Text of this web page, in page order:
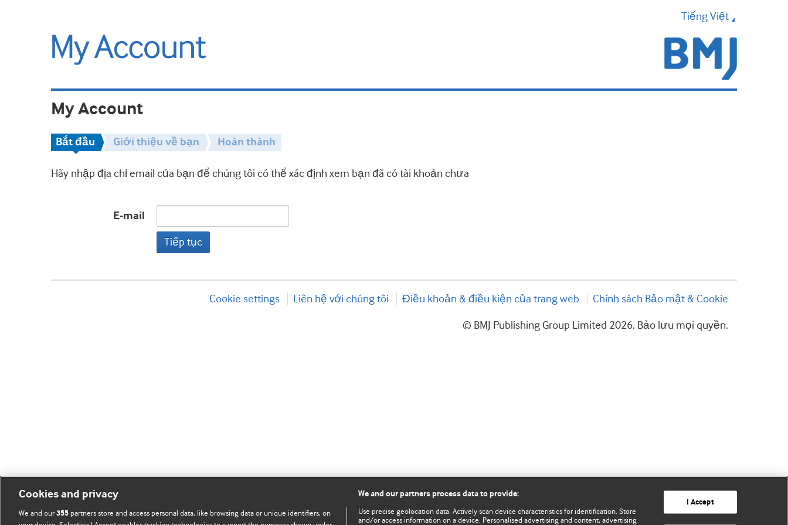
Tiếng Việt
My Account
Bắt đầu Giới thiệu về bạn Hoàn thành
Hãy nhập địa chỉ email của bạn để chúng tôi có thể xác định xem bạn đã có tài khoản chưa
E-mail
Tiếp tục
Cookie settings Liên hệ với chúng tôi Điều khoản & điều kiện của trang web Chính sách Bảo mật & Cookie
© BMJ Publishing Group Limited 2026. Bảo lưu mọi quyền.
Cookies and privacy
We and our355 partners store and access personal data, like browsing data or unique identifiers, on
We and our partners process data to provide:
Use precise geolocation data. Actively scan device characteristics for identification. Store
and/or access information on a device. Personalised advertising and content, advertising
I Accept